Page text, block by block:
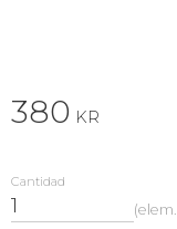
380 KR
Cantidad
elem.